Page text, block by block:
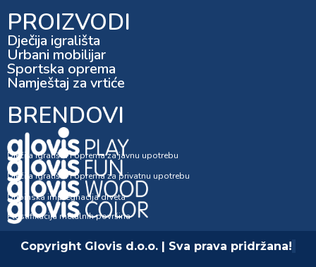
PROIZVODI
Dječija igrališta
Urbani mobilijar
Sportska oprema
Namještaj za vrtiće
BRENDOVI
Dječija igrališta i oprema za javnu upotrebu
Dječija igrališta i oprema za privatnu upotrebu
Dubinska impregnacija drveta
Plastifikacija metalnih površina
Copyright Glovis d.o.o. | Sva prava pridržana!